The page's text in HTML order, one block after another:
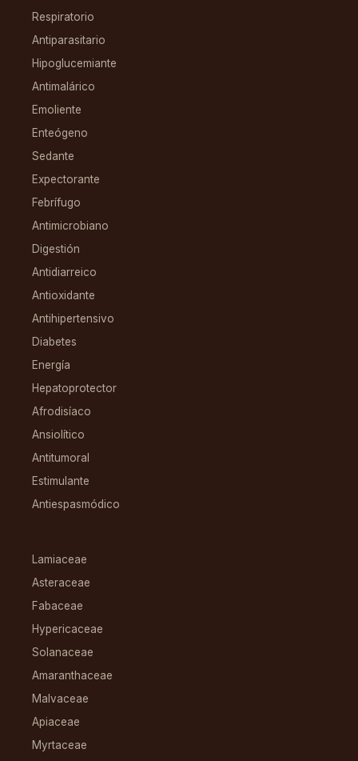
Respiratorio
Antiparasitario
Hipoglucemiante
Antimalárico
Emoliente
Enteógeno
Sedante
Expectorante
Febrífugo
Antimicrobiano
Digestión
Antidiarreico
Antioxidante
Antihipertensivo
Diabetes
Energía
Hepatoprotector
Afrodisíaco
Ansiolítico
Antitumoral
Estimulante
Antiespasmódico
Lamiaceae
Asteraceae
Fabaceae
Hypericaceae
Solanaceae
Amaranthaceae
Malvaceae
Apiaceae
Myrtaceae